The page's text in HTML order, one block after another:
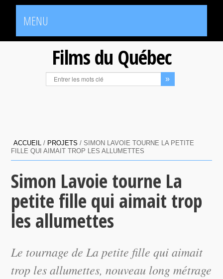
MENU
Films du Québec
ACCUEIL / PROJETS /SIMON LAVOIE TOURNE LA PETITE
FILLE QUI AIMAIT TROP LES ALLUMETTES
Simon Lavoie tourne La
petite fille qui aimait trop
les allumettes
Le tournage de La petite fille qui aimait
trop les allumettes, nouveau long métrage